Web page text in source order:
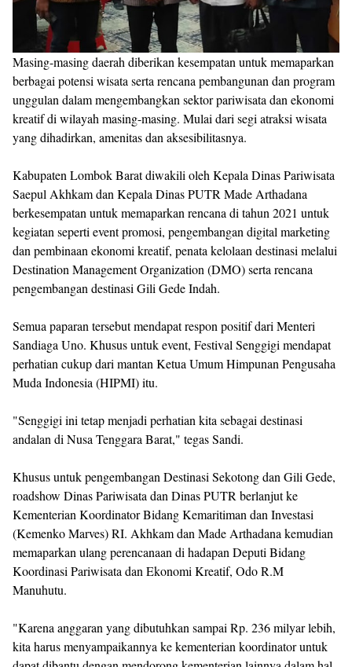
Masing-masing daerah diberikan kesempatan untuk memaparkan
berbagai potensi wisata serta rencana pembangunan dan program
unggulan dalam mengembangkan sektor pariwisata dan ekonomi
kreatif di wilayah masing-masing. Mulai dari segi atraksi wisata
yang dihadirkan, amenitas dan aksesibilitasnya.
Kabupaten Lombok Barat diwakili oleh Kepala Dinas Pariwisata
Saepul Akhkam dan Kepala Dinas PUTR Made Arthadana
berkesempatan untuk memaparkan rencana di tahun 2021 untuk
kegiatan seperti event promosi, pengembangan digital marketing
dan pembinaan ekonomi kreatif, penata kelolaan destinasi melalui
Destination Management Organization (DMO) serta rencana
pengembangan destinasi Gili Gede Indah.
Semua paparan tersebut mendapat respon positif dari Menteri
Sandiaga Uno. Khusus untuk event, Festival Senggigi mendapat
perhatian cukup dari mantan Ketua Umum Himpunan Pengusaha
Muda Indonesia (HIPMI) itu.
"Senggigi ini tetap menjadi perhatian kita sebagai destinasi
andalan di Nusa Tenggara Barat," tegas Sandi.
Khusus untuk pengembangan Destinasi Sekotong dan Gili Gede,
roadshow Dinas Pariwisata dan Dinas PUTR berlanjut ke
Kementerian Koordinator Bidang Kemaritiman dan Investasi
(Kemenko Marves) RI. Akhkam dan Made Arthadana kemudian
memaparkan ulang perencanaan di hadapan Deputi Bidang
Koordinasi Pariwisata dan Ekonomi Kreatif, Odo R.M
Manuhutu.
"Karena anggaran yang dibutuhkan sampai Rp. 236 milyar lebih,
kita harus menyampaikannya ke kementerian koordinator untuk